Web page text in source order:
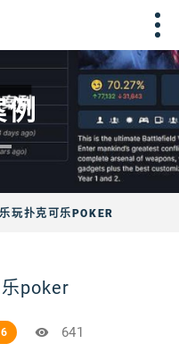
例
玩扑克可乐POKER
poker
641